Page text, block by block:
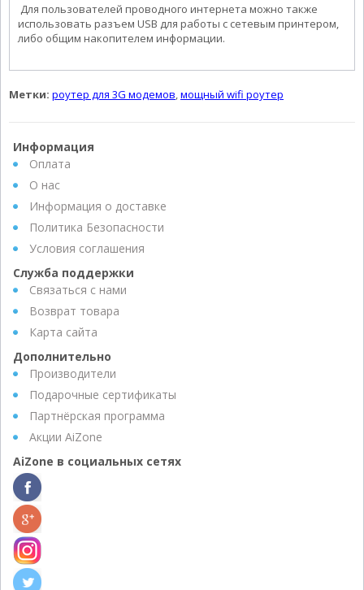
Для пользователей проводного интернета можно также
использовать разъем USB для работы с сетевым принтером,
либо общим накопителем информации.
Метки: роутер для 3G модемов мощный wifi роутер
Информация
Оплата
О нас
Информация о доставке
Политика Безопасности
Условия соглашения
Служба поддержки
Связаться с нами
Возврат товара
Карта сайта
Дополнительно
Производители
Подарочные сертификаты
Партнёрская программа
Акции AiZone
AiZone в социальных сетях